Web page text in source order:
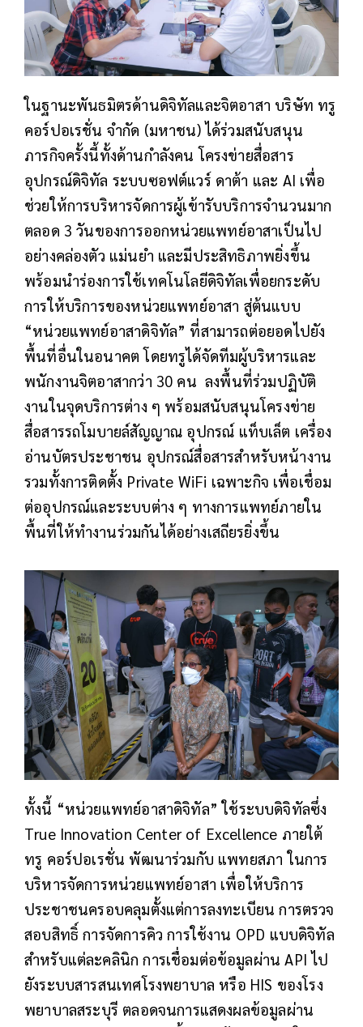
ในฐานะพันธมิตรด้านดิจิทัลและจิตอาสา บริษัท ทรู
คอร์ปอเรชั่น จำกัด (มหาชน) ได้ร่วมสนับสนุน
ภารกิจครั้งนี้ทั้งด้านกำลังคน โครงข่ายสื่อสาร
อุปกรณ์ดิจิทัล ระบบซอฟต์แวร์ ดาต้า และ AI เพื่อ
ช่วยให้การบริหารจัดการผู้เข้ารับบริการจำนวนมาก
ตลอด 3วันของการออกหน่วยแพทย์อาสาเป็นไป
อย่างคล่องตัว แม่นยำ และมีประสิทธิภาพยิ่งขึ้น
พร้อมนำร่องการใช้เทคโนโลยีดิจิทัลเพื่อยกระดับ
การให้บริการของหน่วยแพทย์อาสา สู่ต้นแบบ
“หน่วยแพทย์อาสาดิจิทัล” ที่สามารถต่อยอดไปยัง
พื้นที่อื่นในอนาคต โดยทรูได้จัดทีมผู้บริหารและ
พนักงานจิตอาสากว่า 30 คน ลงพื้นที่ร่วมปฏิบัติ
งานในจุดบริการต่าง ๆ พร้อมสนับสนุนโครงข่าย
สื่อสารรถโมบายล์สัญญาณ อุปกรณ์ แท็บเล็ต เครื่อง
อ่านบัตรประชาชน อุปกรณ์สื่อสารสำหรับหน้างาน
รวมทั้งการติดตั้ง Private WiFi เฉพาะกิจ เพื่อเชื่อม
ต่ออุปกรณ์และระบบต่าง ๆ ทางการแพทย์ภายใน
พื้นที่ให้ทำงานร่วมกันได้อย่างเสถียรยิ่งขึ้น
ทั้งนี้ “หน่วยแพทย์อาสาดิจิทัล”ใช้ระบบดิจิทัลซึ่ง
True Innovation Center of Excellence ภายใต้
ทรู คอร์ปอเรชั่น พัฒนาร่วมกับ แพทยสภา ในการ
บริหารจัดการหน่วยแพทย์อาสา เพื่อให้บริการ
ประชาชนครอบคลุมตั้งแต่การลงทะเบียน การตรวจ
สอบสิทธิ์ การจัดการคิว การใช้งาน OPD แบบดิจิทัล
สำหรับแต่ละคลินิก การเชื่อมต่อข้อมูลผ่าน API ไป
ยังระบบสารสนเทศโรงพยาบาล หรือ HIS ของโรง
พยาบาลสระบุรี ตลอดจนการแสดงผลข้อมูลผ่าน